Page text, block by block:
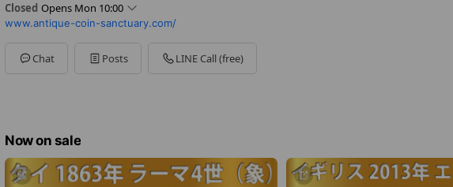
Closed Opens Mon 10:00
SunClosed
Tue10:00 - 18:00
www.antique-coin-sanctuary.com/
Chat Posts LINE Call (free)
Now on sale